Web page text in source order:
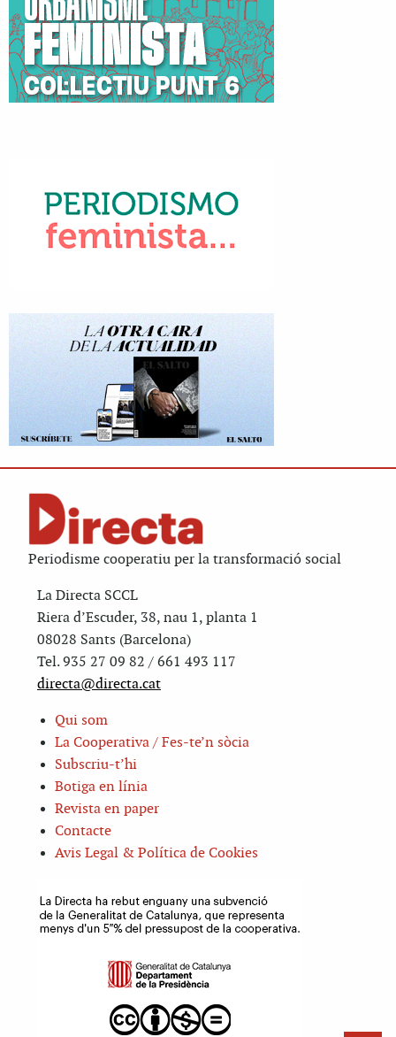
Periodisme cooperatiu per la transformació social
La Directa SCCL
Riera d’Escuder, 38, nau 1, planta 1
08028 Sants (Barcelona)
Tel. 935 27 09 82 / 661 493 117
directa@directa.cat
Qui som
La Cooperativa / Fes-te’n sòcia
Subscriu-t’hi
Botiga en línia
Revista en paper
Contacte
Avis Legal & Política de Cookies